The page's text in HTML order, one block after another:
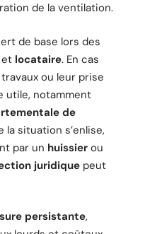
de la ventilation.
de base lors des
et locataire. En cas
ou leur prise
utile, notamment
de
la situation s’enlise,
par un huissier ou
juridique peut
persistante,